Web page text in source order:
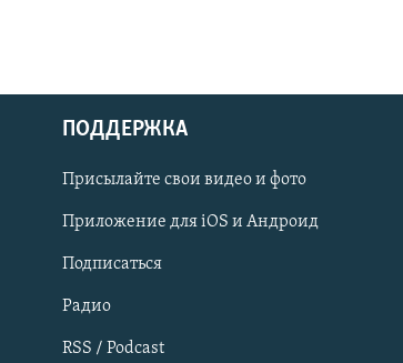
Українською
Qırımtatar
ПРИСОЕДИНЯЙТЕСЬ!
ПОДДЕРЖКА
Присылайте свои видео и фото
Приложение для iOS и Андроид
Подписаться
Радио
RSS / Podcast